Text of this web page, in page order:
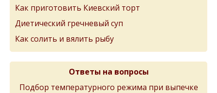
Как приготовить Киевский торт
Диетический гречневый суп
Как солить и вялить рыбу
Ответы на вопросы
Подбор температурного режима при выпечке